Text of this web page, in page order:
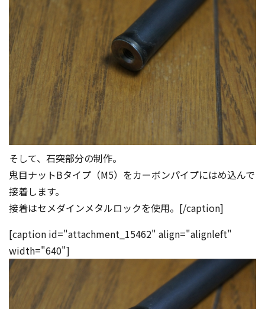
そして、石突部分の制作。
鬼目ナットBタイプ（M5）をカーボンパイプにはめ込んで
接着します。
接着はセメダインメタルロックを使用。[/caption]
[caption id="attachment_15462" align="alignleft"
width="640"]